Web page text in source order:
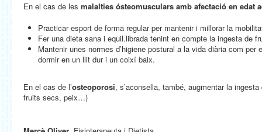
En el cas de les malalties ósteomusculars amb afectació en edat
Practicar esport de forma regular per mantenir i millorar la
Fer una dieta sana i equil.librada tenint en compte la ingesta de
Mantenir unes normes d’higiene postural a la vida diària com per
dormir en un llit dur i un coixí baix.
En el cas de l’osteoporosi, s’aconsella, també, augmentar la
fruits secs, peix…)